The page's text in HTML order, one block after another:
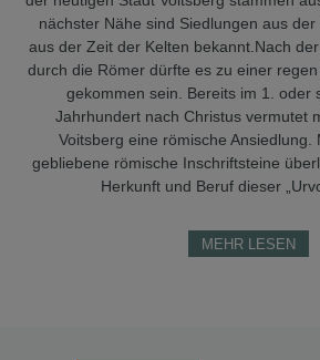
nächster Nähe sind Siedlungen aus
aus der Zeit der Kelten bekannt.Nach
durch die Römer dürfte es zu einer
gekommen sein. Bereits im 1. oder
Jahrhundert nach Christus vermu­tet
Voitsberg eine römische Ansiedlung.
gebliebene römische Inschriftsteine
Herkunft und Beruf dieser
MEHR LESEN